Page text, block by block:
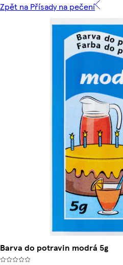
Zpět na Přísady na pečení
Barva do potravin modrá 5g